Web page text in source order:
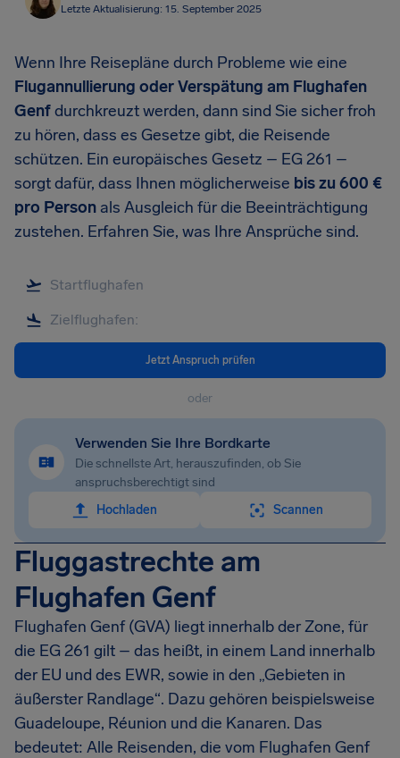
Letzte Aktualisierung: 15. September 2025
Wenn Ihre Reisepläne durch Probleme wie eine
Flugannullierung oder Verspätung am Flughafen
Genfdurchkreuzt werden, dann sind Sie sicher froh
zu hören, dass es Gesetze gibt, die Reisende
schützen. Ein europäisches Gesetz – EG 261 –
sorgt dafür, dass Ihnen möglicherweise bis zu 600 €
pro Person als Ausgleich für die Beeinträchtigung
zustehen. Erfahren Sie, was Ihre Ansprüche sind.
Jetzt Anspruch prüfen
oder
Verwenden Sie Ihre Bordkarte
Die schnellste Art, herauszufinden, ob Sie
anspruchsberechtigt sind
Hochladen
Scannen
Fluggastrechte am
Flughafen Genf
Flughafen Genf (GVA) liegt innerhalb der Zone, für
die EG 261 gilt – das heißt, in einem Land innerhalb
der EU und des EWR, sowie in den „Gebieten in
äußerster Randlage“. Dazu gehören beispielsweise
Guadeloupe, Réunion und die Kanaren. Das
bedeutet: Alle Reisenden, die vom Flughafen Genf